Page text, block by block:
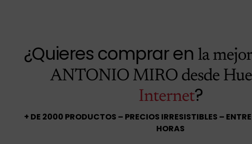
¿Quieres comprar en la
ANTONIO MIRO desde
Internet?
+ DE 2000 PRODUCTOS – PRECIOS IRRESISTIBLES –
HORAS